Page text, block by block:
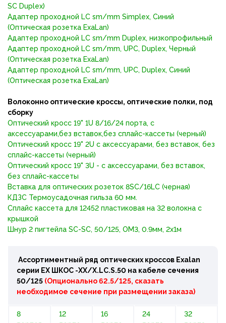
SC Duplex)
Адаптер проходной LC sm/mm Simplex, Синий
(Оптическая розетка ExaLan)
Адаптер проходной LC sm/mm Duplex, низкопрофильный
Адаптер проходной LC sm/mm, UPC, Duplex, Черный
(Оптическая розетка ExaLan)
Адаптер проходной LC sm/mm, UPC, Duplex, Синий
(Оптическая розетка ExaLan)
Волоконно оптические кроссы, оптические полки, под
сборку
Оптический кросс 19" 1U 8/16/24 порта, с
аксессуарами,без вставок,без сплайс-кассеты (черный)
Оптический кросс 19" 2U с аксессуарами, без вставок, без
сплайс-кассеты (черный)
Оптический кросс 19" 3U - с аксессуарами, без вставок,
без сплайс-кассеты
Вставка для оптических розеток 8SC/16LC (черная)
КДЗС Термоусадочная гильза 60 мм.
Сплайс кассета для 12452 пластиковая на 32 волокна с
крышкой
Шнур 2 пигтейла SC-SC, 50/125, OM3, 0.9мм, 2x1м
Ассортиментный ряд оптических кроссов Exalan
серии ЕХ ШКОС -ХХ/Х.LC.S.50 на кабеле сечения
50/125 (Опционально 62.5/125, сказать
необходимое сечение при размещении заказа)
8
12
16
24
32